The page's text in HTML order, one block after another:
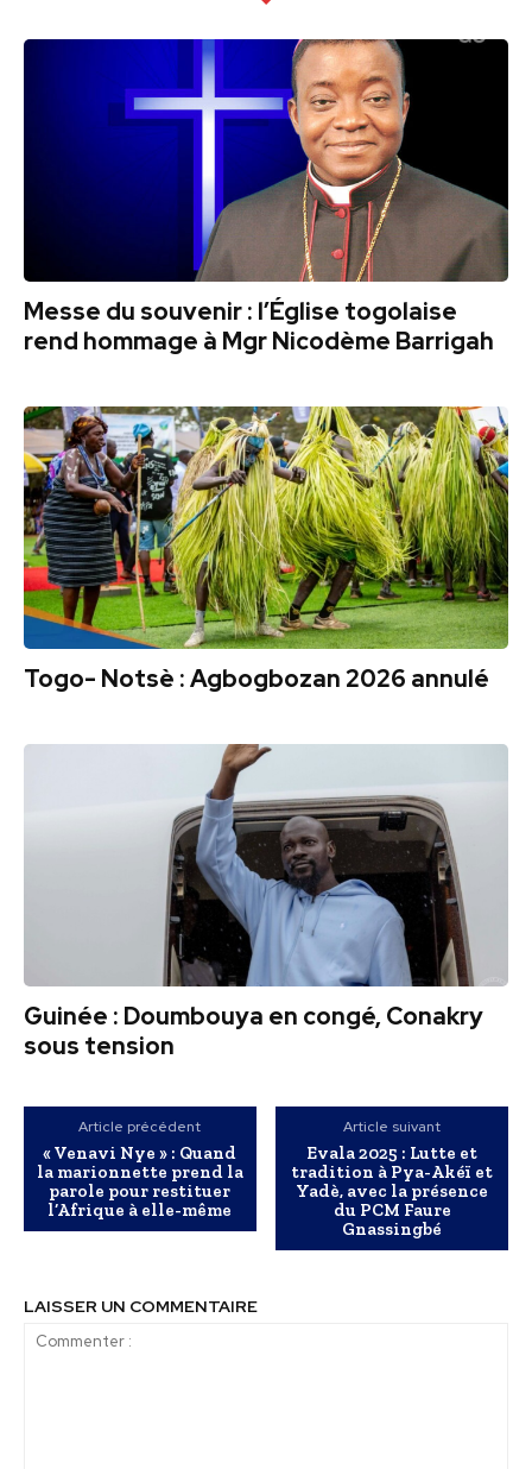
Messe du souvenir : l’Église togolaise
rend hommage à Mgr Nicodème Barrigah
Togo- Notsè : Agbogbozan 2026 annulé
Guinée : Doumbouya en congé, Conakry
sous tension
Article précédent
« Venavi Nye » : Quand
la marionnette prend la
parole pour restituer
l’Afrique à elle-même
Article suivant
Evala 2025 : Lutte et
tradition à Pya-Akéï et
Yadè, avec la présence
du PCM Faure
Gnassingbé
LAISSER UN COMMENTAIRE